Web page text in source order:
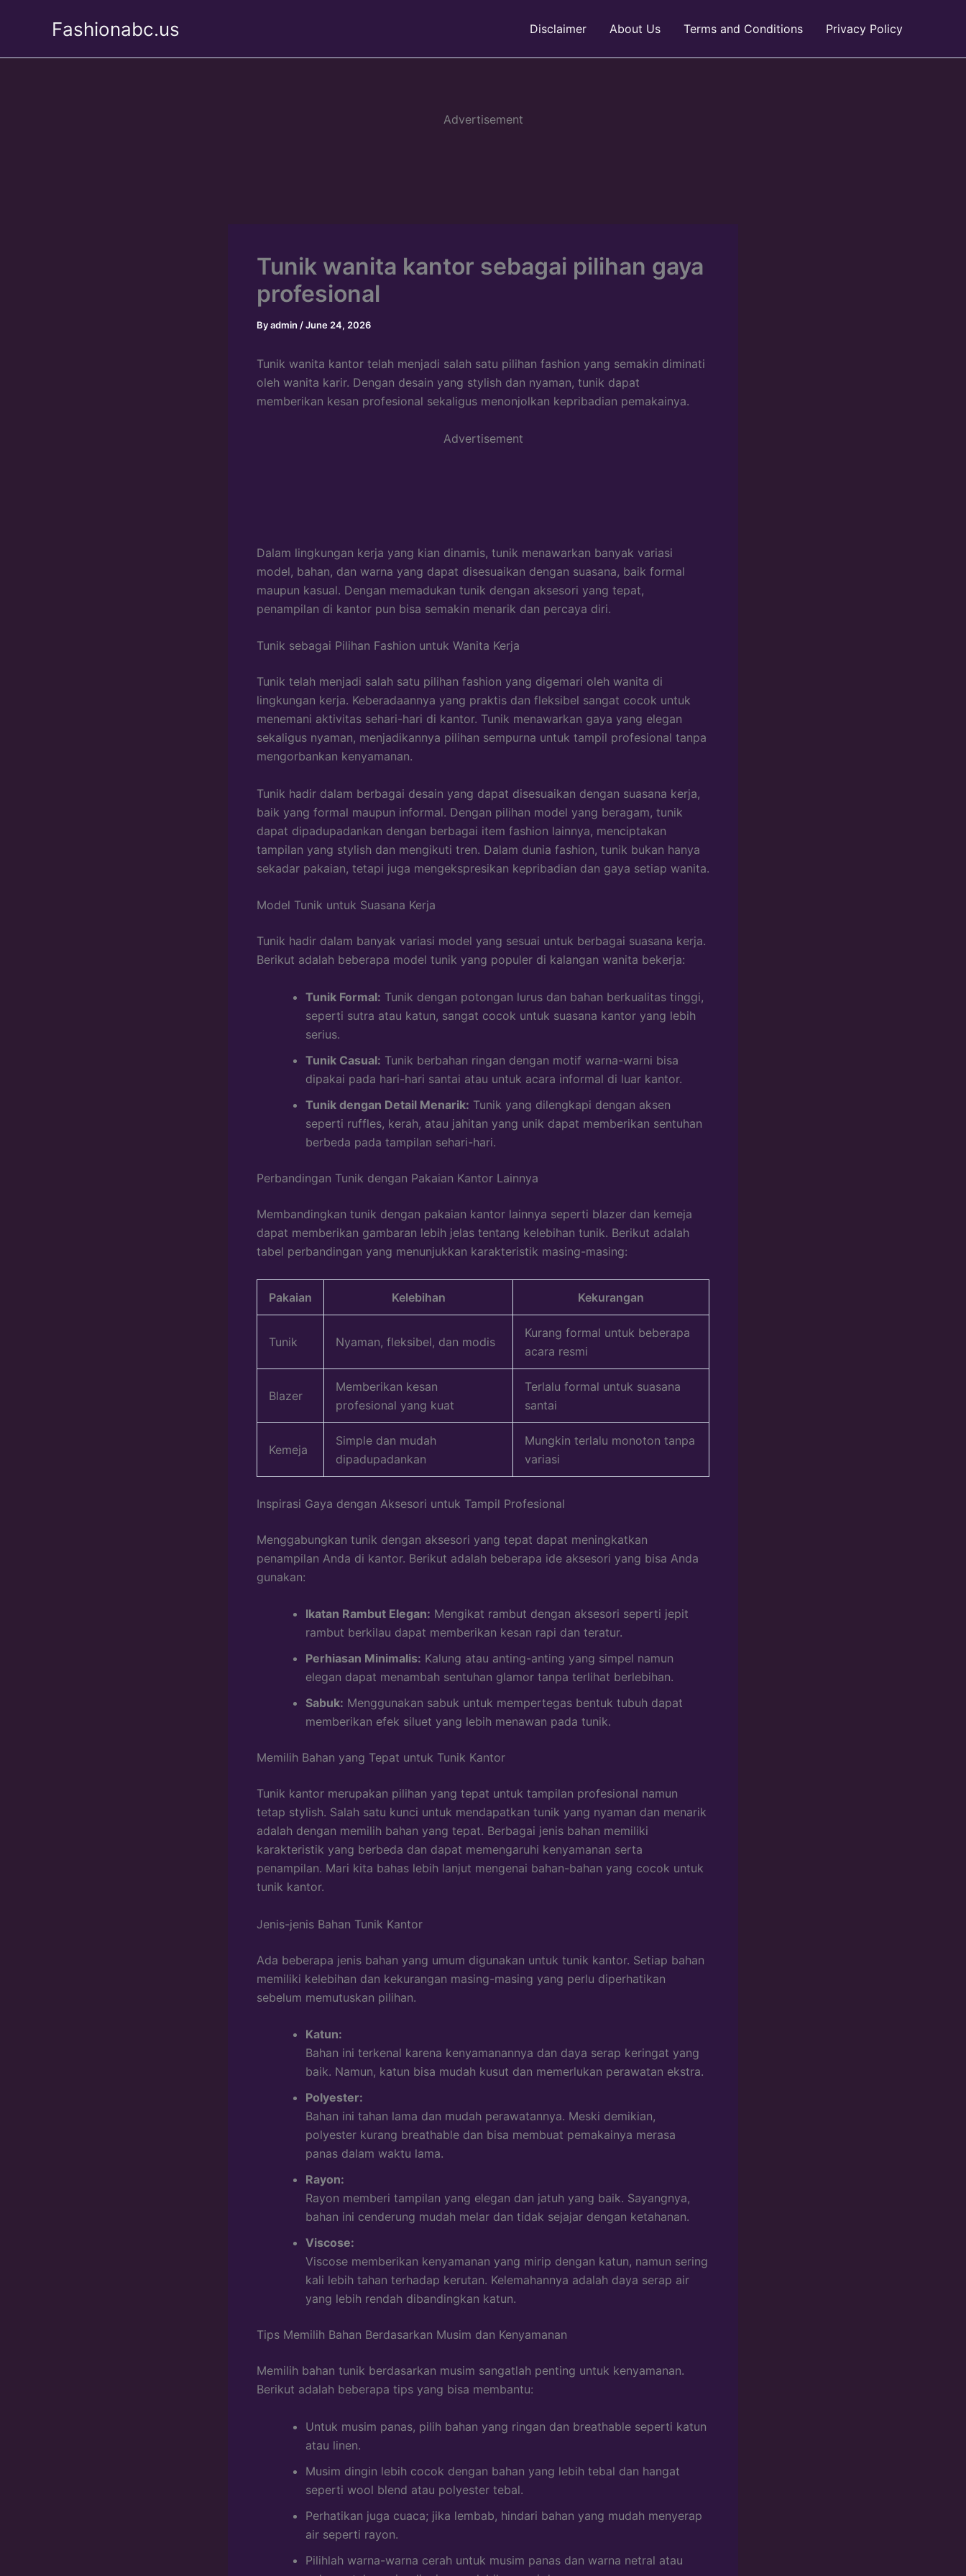
Fashionabc.us Disclaimer About Us Terms and Conditions Privacy Policy
Advertisement
Tunik wanita kantor sebagai pilihan gaya
profesional
Byadmin /June 24, 2026
Tunik wanita kantor telah menjadi salah satu pilihan fashion yang semakin diminati
oleh wanita karir. Dengan desain yang stylish dan nyaman, tunik dapat
memberikan kesan profesional sekaligus menonjolkan kepribadian pemakainya.
Advertisement
Dalam lingkungan kerja yang kian dinamis, tunik menawarkan banyak variasi
model, bahan, dan warna yang dapat disesuaikan dengan suasana, baik formal
maupun kasual. Dengan memadukan tunik dengan aksesori yang tepat,
penampilan di kantor pun bisa semakin menarik dan percaya diri.
Tunik sebagai Pilihan Fashion untuk Wanita Kerja
Tunik telah menjadi salah satu pilihan fashion yang digemari oleh wanita di
lingkungan kerja. Keberadaannya yang praktis dan fleksibel sangat cocok untuk
menemani aktivitas sehari-hari di kantor. Tunik menawarkan gaya yang elegan
sekaligus nyaman, menjadikannya pilihan sempurna untuk tampil profesional tanpa
mengorbankan kenyamanan.
Tunik hadir dalam berbagai desain yang dapat disesuaikan dengan suasana kerja,
baik yang formal maupun informal. Dengan pilihan model yang beragam, tunik
dapat dipadupadankan dengan berbagai item fashion lainnya, menciptakan
tampilan yang stylish dan mengikuti tren. Dalam dunia fashion, tunik bukan hanya
sekadar pakaian, tetapi juga mengekspresikan kepribadian dan gaya setiap wanita.
Model Tunik untuk Suasana Kerja
Tunik hadir dalam banyak variasi model yang sesuai untuk berbagai suasana kerja.
Berikut adalah beberapa model tunik yang populer di kalangan wanita bekerja:
Tunik Formal: Tunik dengan potongan lurus dan bahan berkualitas tinggi,
seperti sutra atau katun, sangat cocok untuk suasana kantor yang lebih
serius.
Tunik Casual: Tunik berbahan ringan dengan motif warna-warni bisa
dipakai pada hari-hari santai atau untuk acara informal di luar kantor.
Tunik dengan Detail Menarik: Tunik yang dilengkapi dengan aksen
seperti ruffles, kerah, atau jahitan yang unik dapat memberikan sentuhan
berbeda pada tampilan sehari-hari.
Perbandingan Tunik dengan Pakaian Kantor Lainnya
Membandingkan tunik dengan pakaian kantor lainnya seperti blazer dan kemeja
dapat memberikan gambaran lebih jelas tentang kelebihan tunik. Berikut adalah
tabel perbandingan yang menunjukkan karakteristik masing-masing:
Pakaian Kelebihan Kekurangan
Tunik Nyaman, fleksibel, dan modis
Kurang formal untuk beberapa
acara resmi
Blazer
Memberikan kesan
profesional yang kuat
Terlalu formal untuk suasana
santai
Kemeja
Simple dan mudah
dipadupadankan
Mungkin terlalu monoton tanpa
variasi
Inspirasi Gaya dengan Aksesori untuk Tampil Profesional
Menggabungkan tunik dengan aksesori yang tepat dapat meningkatkan
penampilan Anda di kantor. Berikut adalah beberapa ide aksesori yang bisa Anda
gunakan:
Ikatan Rambut Elegan: Mengikat rambut dengan aksesori seperti jepit
rambut berkilau dapat memberikan kesan rapi dan teratur.
Perhiasan Minimalis: Kalung atau anting-anting yang simpel namun
elegan dapat menambah sentuhan glamor tanpa terlihat berlebihan.
Sabuk: Menggunakan sabuk untuk mempertegas bentuk tubuh dapat
memberikan efek siluet yang lebih menawan pada tunik.
Memilih Bahan yang Tepat untuk Tunik Kantor
Tunik kantor merupakan pilihan yang tepat untuk tampilan profesional namun
tetap stylish. Salah satu kunci untuk mendapatkan tunik yang nyaman dan menarik
adalah dengan memilih bahan yang tepat. Berbagai jenis bahan memiliki
karakteristik yang berbeda dan dapat memengaruhi kenyamanan serta
penampilan. Mari kita bahas lebih lanjut mengenai bahan-bahan yang cocok untuk
tunik kantor.
Jenis-jenis Bahan Tunik Kantor
Ada beberapa jenis bahan yang umum digunakan untuk tunik kantor. Setiap bahan
memiliki kelebihan dan kekurangan masing-masing yang perlu diperhatikan
sebelum memutuskan pilihan.
Katun:
Bahan ini terkenal karena kenyamanannya dan daya serap keringat yang
baik. Namun, katun bisa mudah kusut dan memerlukan perawatan ekstra.
Polyester:
Bahan ini tahan lama dan mudah perawatannya. Meski demikian,
polyester kurang breathable dan bisa membuat pemakainya merasa
panas dalam waktu lama.
Rayon:
Rayon memberi tampilan yang elegan dan jatuh yang baik. Sayangnya,
bahan ini cenderung mudah melar dan tidak sejajar dengan ketahanan.
Viscose:
Viscose memberikan kenyamanan yang mirip dengan katun, namun sering
kali lebih tahan terhadap kerutan. Kelemahannya adalah daya serap air
yang lebih rendah dibandingkan katun.
Tips Memilih Bahan Berdasarkan Musim dan Kenyamanan
Memilih bahan tunik berdasarkan musim sangatlah penting untuk kenyamanan.
Berikut adalah beberapa tips yang bisa membantu:
Untuk musim panas, pilih bahan yang ringan dan breathable seperti katun
atau linen.
Musim dingin lebih cocok dengan bahan yang lebih tebal dan hangat
seperti wool blend atau polyester tebal.
Perhatikan juga cuaca; jika lembab, hindari bahan yang mudah menyerap
air seperti rayon.
Pilihlah warna-warna cerah untuk musim panas dan warna netral atau